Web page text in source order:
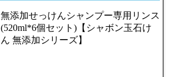
無添加せっけんシャンプー専用リンス
(520ml*6個セット)【シャボン玉石け
ん 無添加シリーズ】